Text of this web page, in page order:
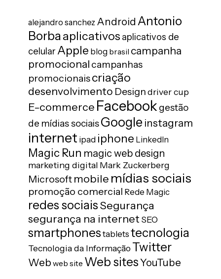
alejandro sanchez Android Antonio
Borba aplicativos aplicativos de
celular Apple blog brasil campanha
promocional campanhas
promocionaiscriação
desenvolvimento Designdriver cup
E-commerce Facebookgestão
de mídias sociaisGoogle instagram
internet ipad iphone LinkedIn
Magic Run magic web design
marketing digital Mark Zuckerberg
Microsoft mobile mídias sociais
promoção comercial Rede Magic
redes sociaisSegurança
segurança na internet SEO
smartphones tablets tecnologia
Tecnologia da Informação Twitter
Web web site Web sitesYouTube